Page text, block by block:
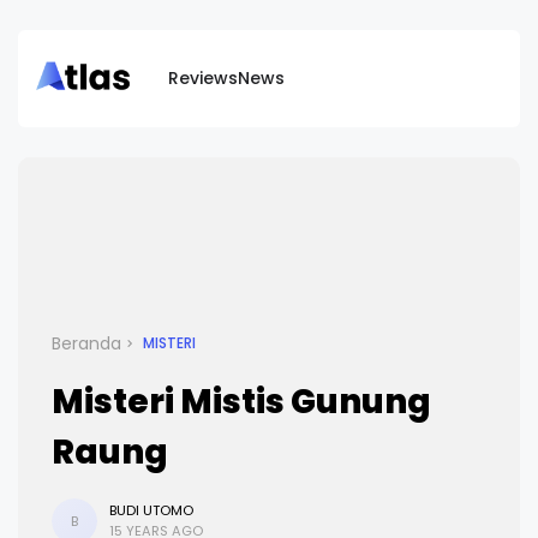
ReviewsNews
Beranda MISTERI
Misteri Mistis Gunung
Raung
B
BUDI UTOMO
15 YEARS AGO